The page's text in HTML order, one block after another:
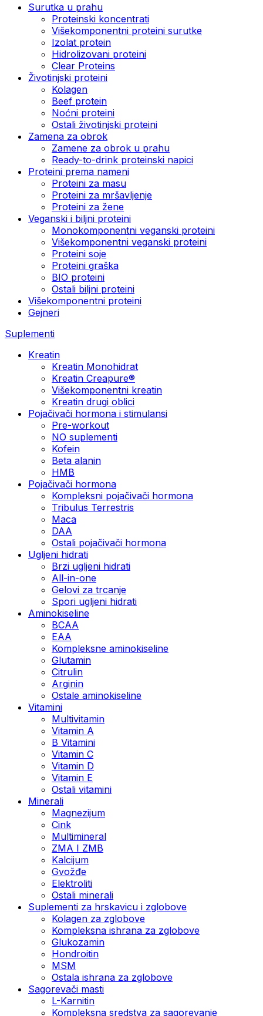
Surutka u prahu
Proteinski koncentrati
Višekomponentni proteini surutke
Izolat protein
Hidrolizovani proteini
Clear Proteins
Životinjski proteini
Kolagen
Beef protein
Noćni proteini
Ostali životinjski proteini
Zamena za obrok
Zamene za obrok u prahu
Ready-to-drink proteinski napici
Proteini prema nameni
Proteini za masu
Proteini za mršavljenje
Proteini za žene
Veganski i biljni proteini
Monokomponentni veganski proteini
Višekomponentni veganski proteini
Proteini soje
Proteini graška
BIO proteini
Ostali biljni proteini
Višekomponentni proteini
Gejneri
Suplementi
Kreatin
Kreatin Monohidrat
Kreatin Creapure®
Višekomponentni kreatin
Kreatin drugi oblici
Pojačivači hormona i stimulansi
Pre-workout
NO suplementi
Kofein
Beta alanin
HMB
Pojačivači hormona
Kompleksni pojačivači hormona
Tribulus Terrestris
Maca
DAA
Ostali pojačivači hormona
Ugljeni hidrati
Brzi ugljeni hidrati
All-in-one
Gelovi za trcanje
Spori ugljeni hidrati
Aminokiseline
BCAA
ЕАА
Kompleksne aminokiseline
Glutamin
Citrulin
Arginin
Ostale aminokiseline
Vitamini
Multivitamin
Vitamin A
B Vitamini
Vitamin C
Vitamin D
Vitamin E
Ostali vitamini
Minerali
Magnezijum
Cink
Multimineral
ZMA I ZMB
Kalcijum
Gvožđe
Elektroliti
Ostali minerali
Suplementi za hrskavicu i zglobove
Kolagen za zglobove
Kompleksna ishrana za zglobove
Glukozamin
Hondroitin
MSM
Ostala ishrana za zglobove
Sagorevači masti
L-Karnitin
Kompleksna sredstva za sagorevanje